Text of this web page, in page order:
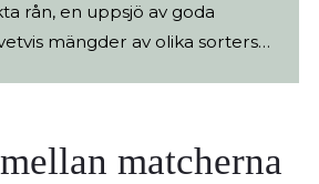
rån, en uppsjö av goda
mängder av olika sorters
matcherna